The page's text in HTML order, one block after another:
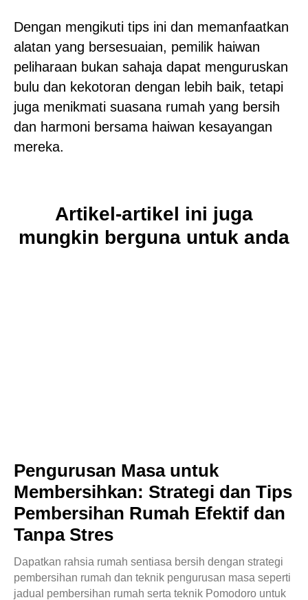
Dengan mengikuti tips ini dan memanfaatkan
alatan yang bersesuaian, pemilik haiwan
peliharaan bukan sahaja dapat menguruskan
bulu dan kekotoran dengan lebih baik, tetapi
juga menikmati suasana rumah yang bersih
dan harmoni bersama haiwan kesayangan
mereka.
Artikel-artikel ini juga
mungkin berguna untuk anda
Pengurusan Masa untuk
Membersihkan: Strategi dan Tips
Pembersihan Rumah Efektif dan
Tanpa Stres
Dapatkan rahsia rumah sentiasa bersih dengan strategi
pembersihan rumah dan teknik pengurusan masa seperti
jadual pembersihan rumah serta teknik Pomodoro untuk